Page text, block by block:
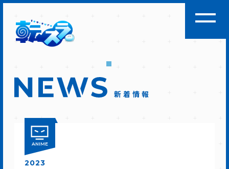
新着情報
ANIME
2023